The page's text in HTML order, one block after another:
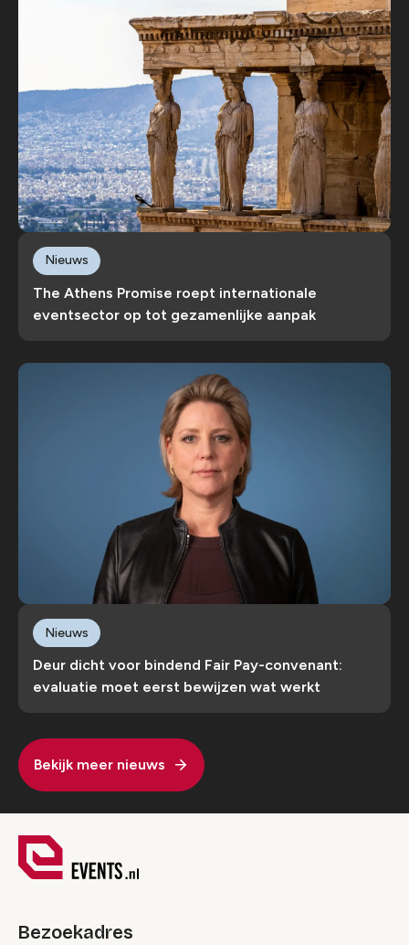
The Athens Promise roept internationale
eventsector op tot gezamenlijke aanpak
Nieuws
Deur dicht voor bindend Fair Pay-convenant:
evaluatie moet eerst bewijzen wat werkt
Nieuws
Bekijk meer nieuws
Bezoekadres